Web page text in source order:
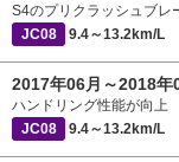
S4のプリクラッシュブレ
JC08
9.4～13.2km/L
2017年06月～2018年
ハンドリング性能が向上
JC08
9.4～13.2km/L